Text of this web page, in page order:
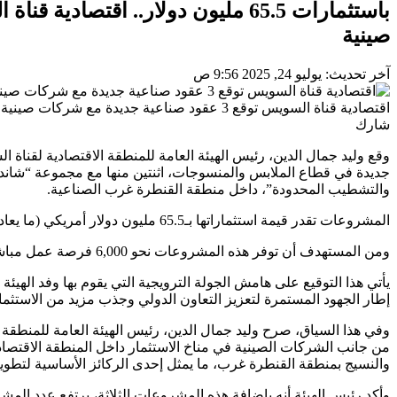
صينية
آخر تحديث: يوليو 24, 2025 9:56 ص
اقتصادية قناة السويس توقع 3 عقود صناعية جديدة مع شركات صينية
شارك
وقع وليد جمال الدين، رئيس الهيئة العامة للمنطقة الاقتصادية
جديدة في قطاع الملابس والمنسوجات، اثنتين منها مع مجموعة
والتشطيب المحدودة”، داخل منطقة القنطرة غرب الصناعية.
المشروعات تقدر قيمة استثماراتها بـ65.5 مليون دولار أمريكي (ما يعادل نحو 3.2 مليار جنيه مصري)، وبتمويل ذاتي من الشركات.
ومن المستهدف أن توفر هذه المشروعات نحو 6,000 فرصة عمل مباشرة، مع توجيه 90% من الإنتاج للتصدير إلى الأسواق الدولية.
يأتي هذا التوقيع على هامش الجولة الترويجية التي يقوم بها وفد
إطار الجهود المستمرة لتعزيز التعاون الدولي وجذب مزيد من
وفي هذا السياق، صرح وليد جمال الدين، رئيس الهيئة العامة للمنطقة
من جانب الشركات الصينية في مناخ الاستثمار داخل المنطقة
والنسيج بمنطقة القنطرة غرب، ما يمثل إحدى الركائز الأساسية